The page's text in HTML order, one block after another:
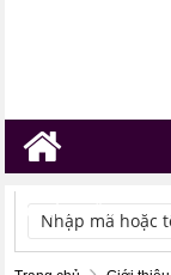
TÌM KIẾM